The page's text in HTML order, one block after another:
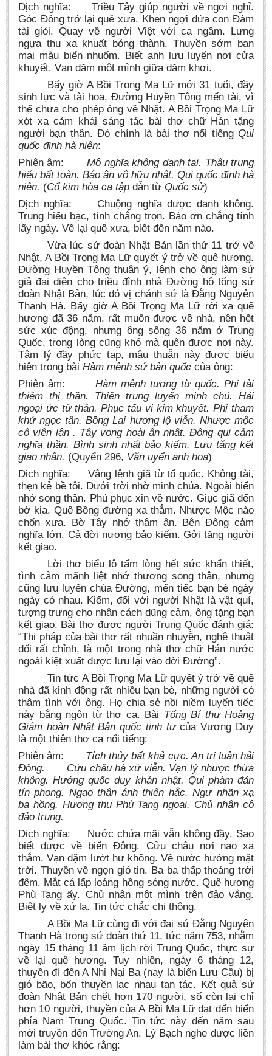
Dịch nghĩa: Triều Tây giúp người về ngơi nghỉ.
Góc Đông trở lại quê xưa. Khen ngợi đứa con Đàm
tài giỏi. Quay về người Việt với ca ngâm. Lưng
ngựa thu xa khuất bóng thành. Thuyền sớm ban
mai màu biển nhuốm. Biết anh lưu luyến nơi cửa
khuyết. Vạn dặm một mình giữa dặm khơi.
Bấy giờ A Bồi Trọng Ma Lữ mới 31 tuổi, đầy
sinh lực và tài hoa, Đường Huyền Tông mến tài, vì
thế chưa cho phép ông về Nhật. A Bồi Trọng Ma Lữ
xót xa cảm khái sáng tác bài thơ chữ Hán tặng
người bạn thân. Đó chính là bài thơ nổi tiếng Qui
quốc định hà niên:
Phiên âm:Mộ nghĩa không danh tại. Thâu trung
hiếu bất toàn. Báo ân vô hữu nhật. Qui quốc định hà
niên. (Cổ kim hòa ca tập dẫn từ Quốc sử)
Dịch nghĩa: Chuộng nghĩa được danh không.
Trung hiếu bạc, tình chẳng trọn. Báo ơn chẳng tính
lấy ngày. Về lại quê xưa, biết đến năm nào.
Vừa lúc sứ đoàn Nhật Bản lần thứ 11 trở về
Nhật, A Bồi Trọng Ma Lữ quyết ý trở về quê hương.
Đường Huyền Tông thuận ý, lệnh cho ông làm sứ
giả đại diện cho triều đình nhà Đường hộ tống sứ
đoàn Nhật Bản, lúc đó vị chánh sứ là Đằng Nguyên
Thanh Hà. Bấy giờ A Bồi Trọng Ma Lữ rời xa quê
hương đã 36 năm, rất muốn được về nhà, nên hết
sức xúc động, nhưng ông sống 36 năm ở Trung
Quốc, trong lòng cũng khó mà quên được nơi này.
Tâm lý đầy phức tạp, mâu thuẫn này được biểu
hiện trong bài Hàm mệnh sứ bản quốc của ông:
Phiên âm: Hàm mệnh tương từ quốc. Phi tài
thiêm thị thần. Thiên trung luyến minh chủ. Hải
ngoại ức từ thân. Phục tấu vi kim khuyết. Phi tham
khứ ngọc tân. Bồng Lai hương lộ viễn. Nhược mộc
cô viên lân . Tây vọng hoài ân nhật. Đông qui cảm
nghĩa thần. Bình sinh nhất bảo kiếm. Lưu tặng kết
giao nhân. (Quyển 296, Văn uyển anh hoa)
Dịch nghĩa: Vâng lệnh giã từ tổ quốc. Không tài,
thẹn kẻ bề tôi. Dưới trời nhờ minh chúa. Ngoài biển
nhớ song thân. Phủ phục xin về nước. Giục giã đến
bờ kia. Quê Bồng đường xa thẳm. Nhược Mộc nào
chốn xưa. Bờ Tây nhớ thâm ân. Bên Đông cảm
nghĩa lớn. Cả đời nương bảo kiếm. Gởi tặng người
kết giao.
Lời thơ biểu lộ tấm lòng hết sức khẩn thiết,
tình cảm mãnh liệt nhớ thương song thân, nhưng
cũng lưu luyến chúa Đường, mến tiếc bạn bè ngày
ngày có nhau. Kiếm, đối với người Nhật là vật quí,
tượng trưng cho nhân cách dũng cảm, ông tặng bạn
kết giao. Bài thơ được người Trung Quốc đánh giá:
“Thi pháp của bài thơ rất nhuần nhuyễn, nghệ thuật
đối rất chỉnh, là một trong nhà thơ chữ Hán nước
ngoài kiệt xuất được lưu lại vào đời Đường”.
Tin tức A Bồi Trọng Ma Lữ quyết ý trở về quê
nhà đã kinh động rất nhiều bạn bè, những người có
thâm tình với ông. Họ chia sẻ nồi niềm luyến tiếc
này bằng ngôn từ thơ ca. Bài Tống Bí thư Hoảng
Giám hoàn Nhật Bản quốc tịnh tựcủa Vương Duy
là một thiên thơ ca nổi tiếng:
Phiên âm: Tích thủy bất khả cực. An tri luân hải
Đông. Cửu châu hà xứ viễn. Vạn lý nhược thừa
không. Hướng quốc duy khán nhật. Qui phàm đản
tín phong. Ngao thân ánh thiên hắc. Ngư nhãn xạ
ba hồng. Hương thụ Phù Tang ngoại. Chủ nhân cô
đảo trung.
Dịch nghĩa: Nước chứa mãi vẫn không đầy. Sao
biết được về biển Đông. Cửu châu nơi nao xa
thẳm. Vạn dặm lướt hư không. Về nước hướng mặt
trời. Thuyền về ngọn gió tin. Ba ba thấp thoáng trời
đêm. Mắt cá lấp loáng hồng sóng nước. Quê hương
Phù Tang ấy. Chủ nhân một mình trên đảo vắng.
Biệt ly về xứ lạ. Tin tức chắc chi thông.
A Bồi Ma Lữ cùng đi với đại sứ Đằng Nguyên
Thanh Hà trong sứ đoàn thứ 11, tức năm 753, nhằm
ngày 15 tháng 11 âm lịch rời Trung Quốc, thực sự
về lại quê hương. Tuy nhiên, ngày 6 tháng 12,
thuyền đi đến A Nhi Nại Ba (nay là biển Lưu Cầu) bị
gió bão, bốn thuyền lạc nhau tan tác. Kết quả sứ
đoàn Nhật Bản chết hơn 170 người, số còn lại chỉ
hơn 10 người, thuyền của A Bồi Ma Lữ dạt đến biển
phía Nam Trung Quốc. Tin tức này đến năm sau
mới truyền đến Trường An. Lý Bạch nghe được liền
làm bài thơ khóc rằng: